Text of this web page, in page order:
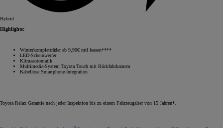
Hybrid
Highlights:
Winterkompletträder ab 9,90€ mtl leasen****
LED-Scheinwerfer
Klimaautomatik
Multimedia-System Toyota Touch mit Rückfahrkamera
Kabellose Smartphone-Integration
Toyota Relax Garantie nach jeder Inspektion bis zu einem Fahrzeugalter von 15 Jahren*.